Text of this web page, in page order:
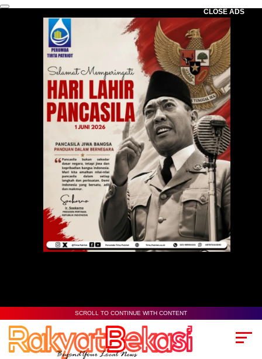
CLOSE ADS
SCROLL TO CONTINUE WITH CONTENT